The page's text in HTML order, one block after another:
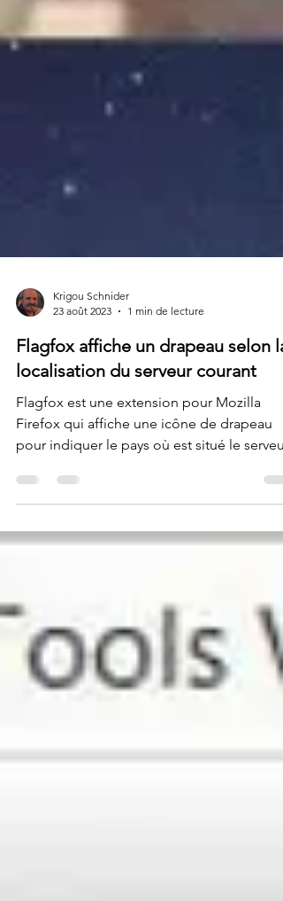
Krigou Schnider
23 août 2023
1 min de lecture
Flagfox affiche un drapeau selon la
localisation du serveur courant
Flagfox est une extension pour Mozilla
Firefox qui affiche une icône de drapeau
pour indiquer le pays où est situé le serveur